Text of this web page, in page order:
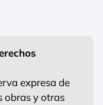
expresa de
obras y otras